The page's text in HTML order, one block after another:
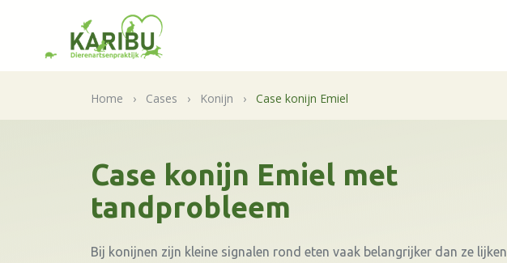
Home › Cases › Konijn › Case konijn Emiel
Case konijn Emiel met
tandprobleem
Bij konijnen zijn kleine signalen rond eten vaak belangrijker dan ze lijken